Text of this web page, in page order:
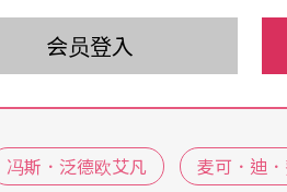
的鼓钹厂商）的年轻人，可见
大多数的人都心满意足吧，
们小小的惊吓，缓缓地一两
会员登入
冯斯．泛德欧艾凡 麦可．迪